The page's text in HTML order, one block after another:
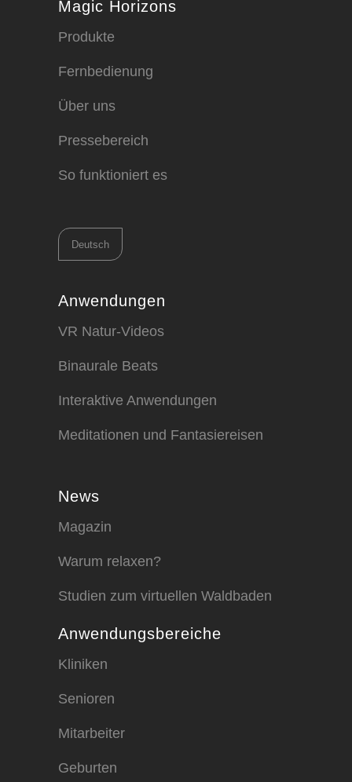
Magic Horizons
Produkte
Fernbedienung
Über uns
Pressebereich
So funktioniert es
Sprache
auswählen
Anwendungen
VR Natur-Videos
Binaurale Beats
Interaktive Anwendungen
Meditationen und Fantasiereisen
News
Magazin
Warum relaxen?
Studien zum virtuellen Waldbaden
Anwendungsbereiche
Kliniken
Senioren
Mitarbeiter
Geburten